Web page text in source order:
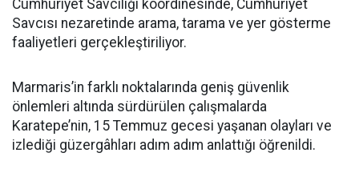
Cumhuriyet Savcılığı koordinesinde, Cumhuriyet
Savcısı nezaretinde arama, tarama ve yer gösterme
faaliyetleri gerçekleştiriliyor.
Marmaris’in farklı noktalarında geniş güvenlik
önlemleri altında sürdürülen çalışmalarda
Karatepe’nin, 15 Temmuz gecesi yaşanan olayları ve
izlediği güzergâhları adım adım anlattığı öğrenildi.